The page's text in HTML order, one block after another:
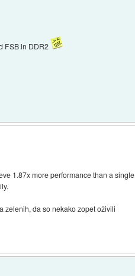
FSB in DDR2
1.87x more performance than a single
zelenih, da so nekako zopet oživili